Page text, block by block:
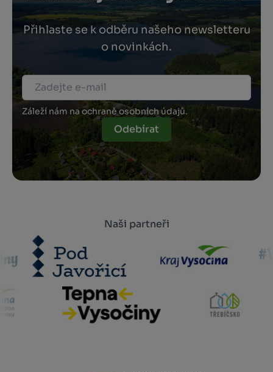
Přihlaste se k odběru našeho newsletteru
o novinkách.
Záleží nám na ochraně osobních údajů.
Odebírat
Naši partneři